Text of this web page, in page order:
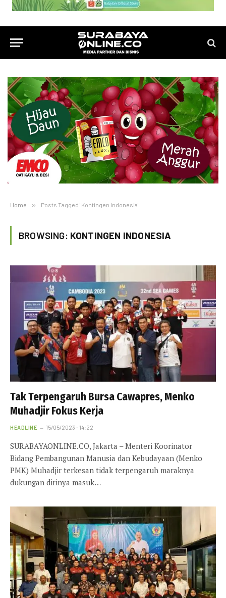
Home » Posts Tagged "Kontingen Indonesia"
BROWSING: KONTINGEN INDONESIA
Tak Terpengaruh Bursa Cawapres, Menko
Muhadjir Fokus Kerja
HEADLINE 15/05/2023 - 14:22
SURABAYAONLINE.CO, Jakarta – Menteri Koorinator
Bidang Pembangunan Manusia dan Kebudayaan (Menko
PMK) Muhadjir terkesan tidak terpengaruh maraknya
dukungan dirinya masuk…